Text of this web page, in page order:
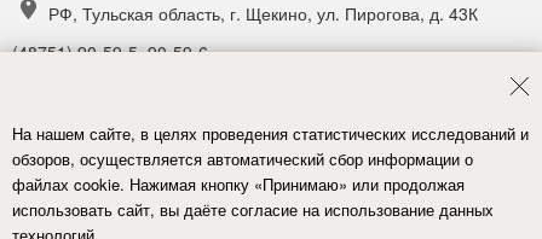
РФ, Тульская область, г. Щекино, ул. Пирогова, д. 43К
(48751) 90-59-5, 90-59-6
Карта проезда
На нашем сайте, в целях проведения статистических исследований и
обзоров, осуществляется автоматический сбор информации о
файлах cookie. Нажимая кнопку «Принимаю» или продолжая
использовать сайт, вы даёте согласие на использование данных